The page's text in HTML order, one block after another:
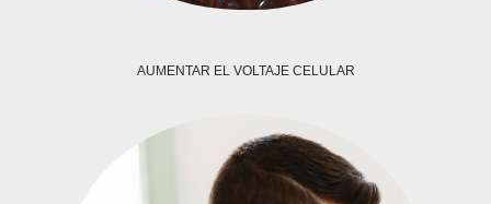
AUMENTAR EL VOLTAJE CELULAR